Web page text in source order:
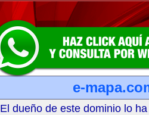
e-
El dueño de este dominio lo